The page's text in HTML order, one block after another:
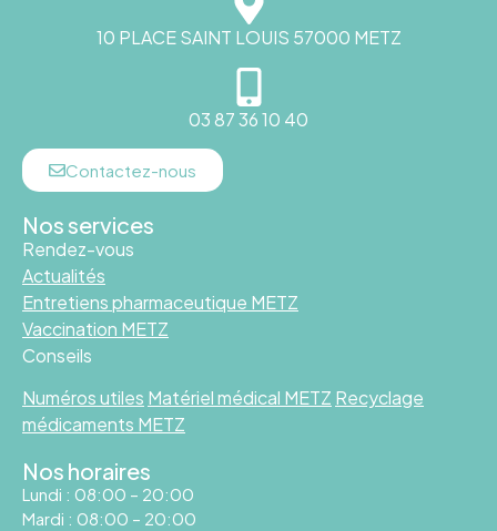
10 PLACE SAINT LOUIS 57000 METZ
03 87 36 10 40
Contactez-nous
Nos services
Rendez-vous
Actualités
Entretiens pharmaceutique METZ
Vaccination METZ
Conseils
Numéros utiles Matériel médical METZ Recyclage
médicaments METZ
Nos horaires
Lundi : 08:00 – 20:00
Mardi : 08:00 – 20:00